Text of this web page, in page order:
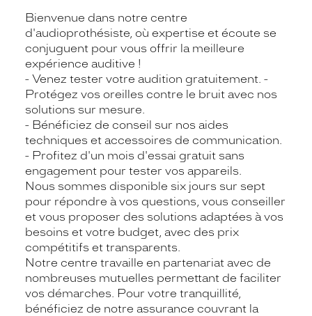
Bienvenue dans notre centre
d'audioprothésiste, où expertise et écoute se
conjuguent pour vous offrir la meilleure
expérience auditive !
- Venez tester votre audition gratuitement. -
Protégez vos oreilles contre le bruit avec nos
solutions sur mesure.
- Bénéficiez de conseil sur nos aides
techniques et accessoires de communication.
- Profitez d'un mois d'essai gratuit sans
engagement pour tester vos appareils.
Nous sommes disponible six jours sur sept
pour répondre à vos questions, vous conseiller
et vous proposer des solutions adaptées à vos
besoins et votre budget, avec des prix
compétitifs et transparents.
Notre centre travaille en partenariat avec de
nombreuses mutuelles permettant de faciliter
vos démarches. Pour votre tranquillité,
bénéficiez de notre assurance couvrant la